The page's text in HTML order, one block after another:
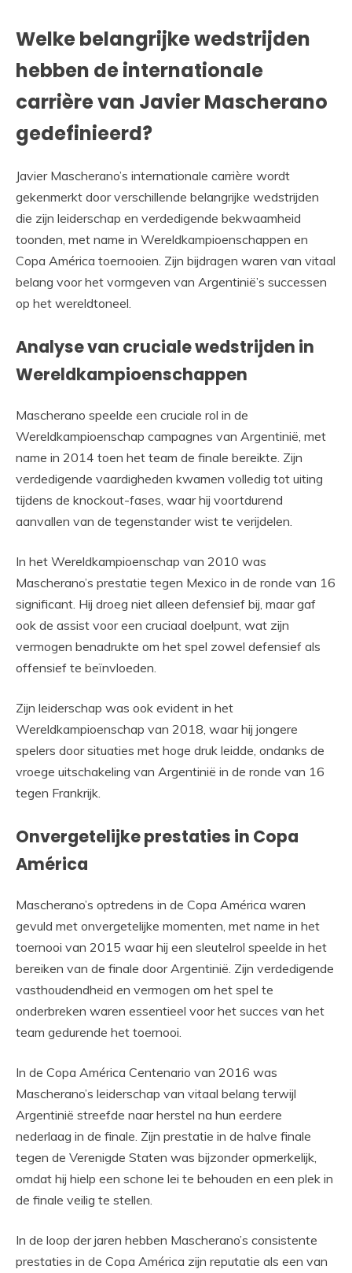
Welke belangrijke wedstrijden
hebben de internationale
carrière van Javier Mascherano
gedefinieerd?
Javier Mascherano’s internationale carrière wordt
gekenmerkt door verschillende belangrijke wedstrijden
die zijn leiderschap en verdedigende bekwaamheid
toonden, met name in Wereldkampioenschappen en
Copa América toernooien. Zijn bijdragen waren van vitaal
belang voor het vormgeven van Argentinië’s successen
op het wereldtoneel.
Analyse van cruciale wedstrijden in
Wereldkampioenschappen
Mascherano speelde een cruciale rol in de
Wereldkampioenschap campagnes van Argentinië, met
name in 2014 toen het team de finale bereikte. Zijn
verdedigende vaardigheden kwamen volledig tot uiting
tijdens de knockout-fases, waar hij voortdurend
aanvallen van de tegenstander wist te verijdelen.
In het Wereldkampioenschap van 2010 was
Mascherano’s prestatie tegen Mexico in de ronde van 16
significant. Hij droeg niet alleen defensief bij, maar gaf
ook de assist voor een cruciaal doelpunt, wat zijn
vermogen benadrukte om het spel zowel defensief als
offensief te beïnvloeden.
Zijn leiderschap was ook evident in het
Wereldkampioenschap van 2018, waar hij jongere
spelers door situaties met hoge druk leidde, ondanks de
vroege uitschakeling van Argentinië in de ronde van 16
tegen Frankrijk.
Onvergetelijke prestaties in Copa
América
Mascherano’s optredens in de Copa América waren
gevuld met onvergetelijke momenten, met name in het
toernooi van 2015 waar hij een sleutelrol speelde in het
bereiken van de finale door Argentinië. Zijn verdedigende
vasthoudendheid en vermogen om het spel te
onderbreken waren essentieel voor het succes van het
team gedurende het toernooi.
In de Copa América Centenario van 2016 was
Mascherano’s leiderschap van vitaal belang terwijl
Argentinië streefde naar herstel na hun eerdere
nederlaag in de finale. Zijn prestatie in de halve finale
tegen de Verenigde Staten was bijzonder opmerkelijk,
omdat hij hielp een schone lei te behouden en een plek in
de finale veilig te stellen.
In de loop der jaren hebben Mascherano’s consistente
prestaties in de Copa América zijn reputatie als een van